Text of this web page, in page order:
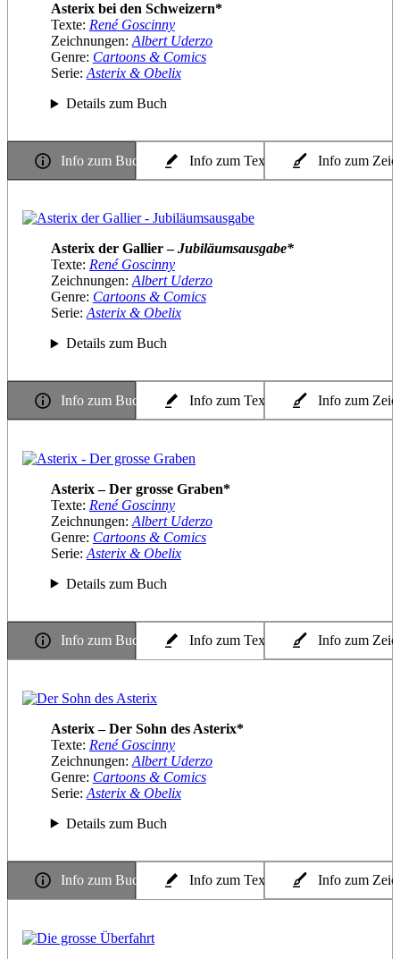
Asterix bei den Schweizern*
Texte: René Goscinny
Zeichnungen: Albert Uderzo
Genre: Cartoons & Comics
Serie: Asterix & Obelix
Details zum Buch
Info zum Buch Info zum Texter Info zum
Asterix der Gallier –Jubiläumsausgabe*
Texte: René Goscinny
Zeichnungen:Albert Uderzo
Genre: Cartoons & Comics
Serie:Asterix & Obelix
Details zum Buch
Info zum Buch Info zum Texter Info zum
Asterix – Der grosse Graben*
Texte: René Goscinny
Zeichnungen: Albert Uderzo
Genre: Cartoons & Comics
Serie: Asterix & Obelix
Details zum Buch
Info zum Buch Info zum Texter Info zum
Asterix – Der Sohn des Asterix*
Texte: René Goscinny
Zeichnungen: Albert Uderzo
Genre: Cartoons & Comics
Serie: Asterix & Obelix
Details zum Buch
Info zum Buch Info zum Texter Info zum